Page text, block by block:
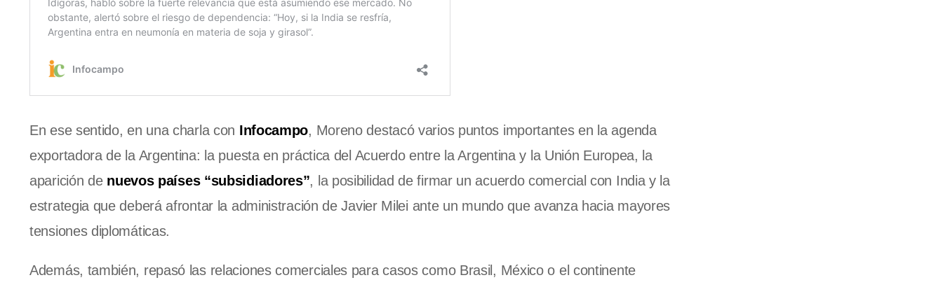
En ese sentido, en una charla con Infocampo, Moreno destacó varios puntos importantes en la agenda
exportadora de la Argentina: la puesta en práctica del Acuerdo entre la Argentina y la Unión Europea, la
aparición de nuevos países “subsidiadores”, la posibilidad de firmar un acuerdo comercial con India y la
estrategia que deberá afrontar la administración de Javier Milei ante un mundo que avanza hacia mayores
tensiones diplomáticas.
Además, también, repasó las relaciones comerciales para casos como Brasil, México o el continente